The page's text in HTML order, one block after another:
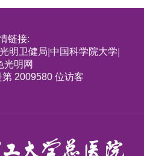
链接:
光明卫健局 中国科学院大学
光明网
2009580 位访客